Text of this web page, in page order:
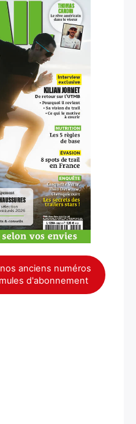
anciens numéros
d'abonnement